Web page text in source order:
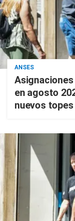
ANSES
Asignaciones
en agosto
nuevos